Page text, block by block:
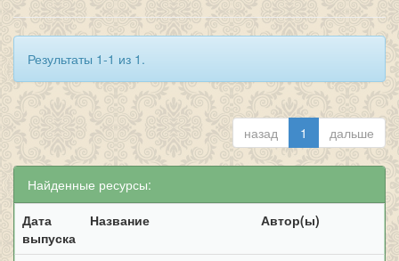
Результаты 1-1 из 1.
назад 1 дальше
Найденные ресурсы:
Дата
выпуска
Название Автор(ы)